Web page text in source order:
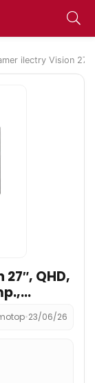
ilectry Vision
QHD,
•23/06/26